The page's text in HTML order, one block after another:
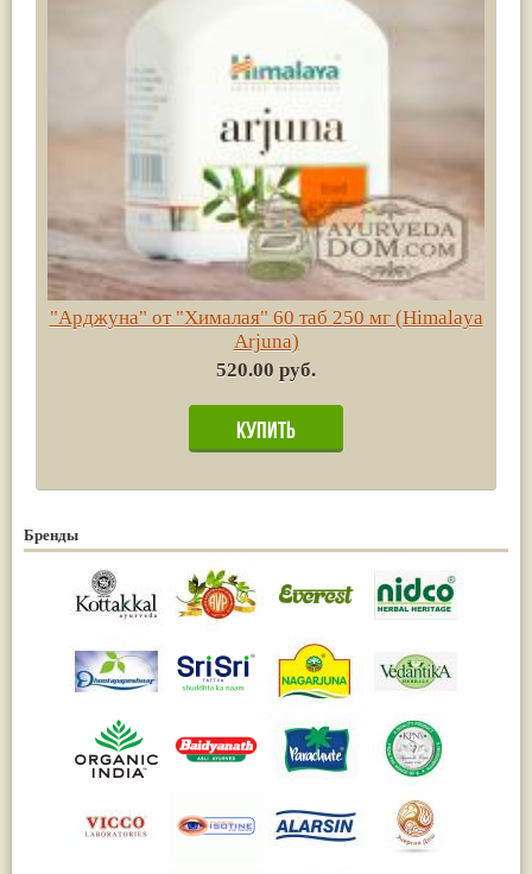
"Арджуна" от "Хималая" 60 таб 250 мг (Himalaya
Arjuna)
520.00 руб.
Бренды